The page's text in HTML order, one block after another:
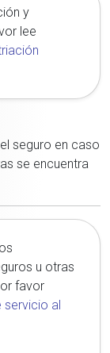
y
lee
seguro en caso
se encuentra
u otras
favor
servicio al